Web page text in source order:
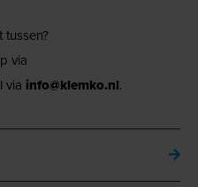
via
via info@klemko.nl.